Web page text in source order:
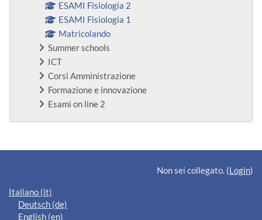
ESAMI Fisiologia 2
ESAMI Fisiologia 1
Matricolando
Summer schools
ICT
Corsi Amministrazione
Formazione e innovazione
Esami on line 2
Blocchi supplementari
Non sei collegato. (Login)
Italiano ‎(it)‎
Deutsch ‎(de)‎
English ‎(en)‎